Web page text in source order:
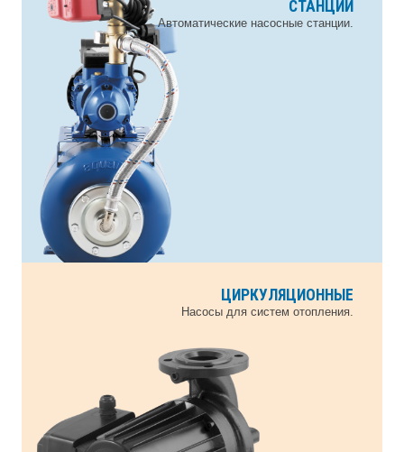
СТАНЦИИ
Автоматические насосные станции.
СКВАЖИННЫЕ
Насосы для скважин 3" 3.5" 4" и колодцев.
ЦИРКУЛЯЦИОННЫЕ
Насосы для систем отопления.